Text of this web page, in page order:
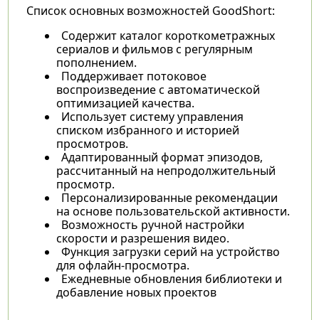
Список основных возможностей GoodShort:
Содержит каталог короткометражных
сериалов и фильмов с регулярным
пополнением.
Поддерживает потоковое
воспроизведение с автоматической
оптимизацией качества.
Использует систему управления
списком избранного и историей
просмотров.
Адаптированный формат эпизодов,
рассчитанный на непродолжительный
просмотр.
Персонализированные рекомендации
на основе пользовательской активности.
Возможность ручной настройки
скорости и разрешения видео.
Функция загрузки серий на устройство
для офлайн-просмотра.
Ежедневные обновления библиотеки и
добавление новых проектов